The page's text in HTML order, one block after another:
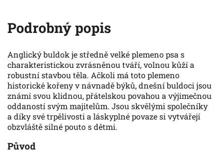
Podrobný popis
Anglický buldok je středně velké plemeno psa s
charakteristickou zvrásněnou tváří, volnou kůží a
robustní stavbou těla. Ačkoli má toto plemeno
historické kořeny v návnadě býků, dnešní buldoci jsou
známí svou klidnou, přátelskou povahou a výjimečnou
oddaností svým majitelům. Jsou skvělými společníky
a díky své trpělivosti a láskyplné povaze si vytvářejí
obzvláště silné pouto s dětmi.
Původ